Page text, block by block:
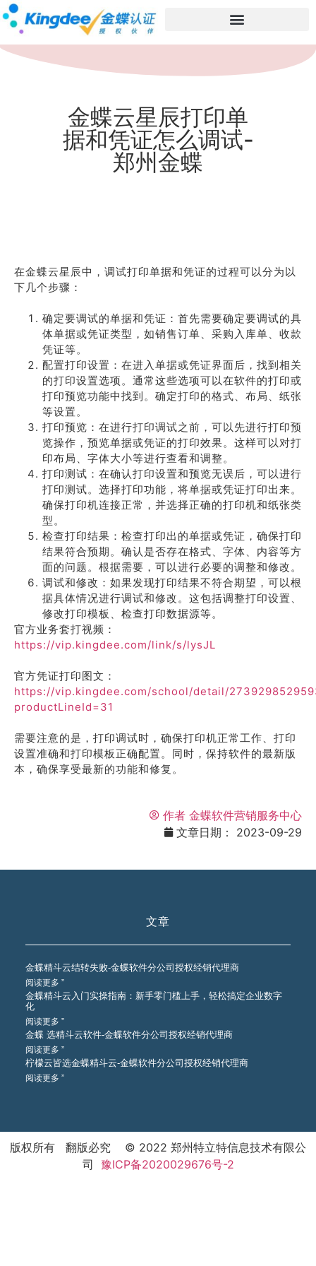
金蝶云星辰打印单
据和凭证怎么调试-
郑州金蝶
在金蝶云星辰中，调试打印单据和凭证的过程可以分为以
下几个步骤：
确定要调试的单据和凭证：首先需要确定要调试的具
体单据或凭证类型，如销售订单、采购入库单、收款
凭证等。
配置打印设置：在进入单据或凭证界面后，找到相关
的打印设置选项。通常这些选项可以在软件的打印或
打印预览功能中找到。确定打印的格式、布局、纸张
等设置。
打印预览：在进行打印调试之前，可以先进行打印预
览操作，预览单据或凭证的打印效果。这样可以对打
印布局、字体大小等进行查看和调整。
打印测试：在确认打印设置和预览无误后，可以进行
打印测试。选择打印功能，将单据或凭证打印出来。
确保打印机连接正常，并选择正确的打印机和纸张类
型。
检查打印结果：检查打印出的单据或凭证，确保打印
结果符合预期。确认是否存在格式、字体、内容等方
面的问题。根据需要，可以进行必要的调整和修改。
调试和修改：如果发现打印结果不符合期望，可以根
据具体情况进行调试和修改。这包括调整打印设置、
修改打印模板、检查打印数据源等。
官方业务套打视频：
https://vip.kingdee.com/link/s/lysJL
官方凭证打印图文：
https://vip.kingdee.com/school/detail/
productLineId=31
需要注意的是，打印调试时，确保打印机正常工作、打印
设置准确和打印模板正确配置。同时，保持软件的最新版
本，确保享受最新的功能和修复。
作者 金蝶软件营销服务中心
文章日期：
2023-09-29
文章
金蝶精斗云结转失败-金蝶软件分公司授权经销代理商
阅读更多 ”
金蝶精斗云入门实操指南：新手零门槛上手，轻松搞定企业数字
化
阅读更多 ”
金蝶 选精斗云软件-金蝶软件分公司授权经销代理商
阅读更多 ”
柠檬云皆选金蝶精斗云-金蝶软件分公司授权经销代理商
阅读更多 ”
版权所有 翻版必究 © 2022 郑州特立特信息技术有限公
司 豫ICP备2020029676号-2